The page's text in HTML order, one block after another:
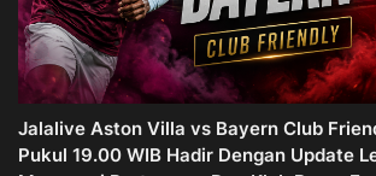
Jalalive Aston Villa vs Bayern Club
Pukul 19.00 WIB Hadir Dengan Update